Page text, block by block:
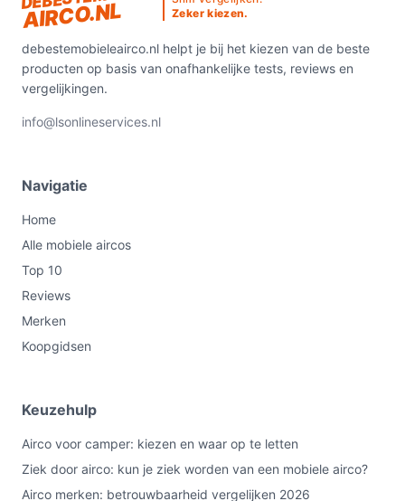
AIRCO.NL
Zeker kiezen.
debestemobieleairco.nl helpt je bij het kiezen van de beste
producten op basis van onafhankelijke tests, reviews en
vergelijkingen.
info@lsonlineservices.nl
Navigatie
Home
Alle mobiele aircos
Top 10
Reviews
Merken
Koopgidsen
Keuzehulp
Airco voor camper: kiezen en waar op te letten
Ziek door airco: kun je ziek worden van een mobiele airco?
Airco merken: betrouwbaarheid vergelijken 2026